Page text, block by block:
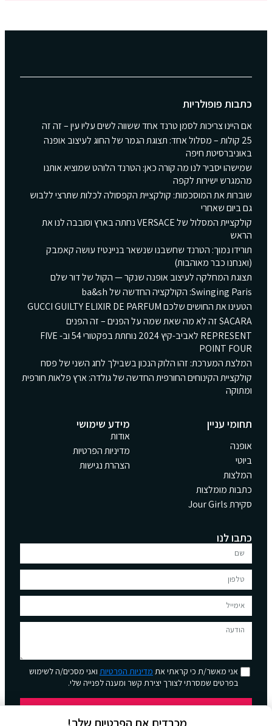
כתבות פופולריות
אם היינו צריכות לסמן טרנד אחד ששווה לשים עליו עין – זה זה
25 קולות – מסלול אחד: תצוגת הגמר של החוג לעיצוב אופנה
באוניברסיטת חיפה
שמישהו יסביר לנו מה קורה כאן: הטרנד הלוהט שמוציא אותנו
מהמגרש ישירות לקפה
שוברות את המוסכמות: קולקציית הקפסולה לכלות שתרצי ללבוש
גם ביום שאחרי
קולקציית המסלול של VERSACE נחתה בארץ וסובבה לנו את
הראש
תורידו נמוך: הטרנד שחשבנו שנשאר בניינטיז עושה קאמבק
(ואנחנו כבר מאוהבות)
תצוגת המחלקה לעיצוב אופנה שנקר — הקול של דור שלם
Swinging Paris: הקולקציה החדשה של ba&sh
הטעינו את החושים שלכם GUCCI GUILTY ELIXIR DE PARFUM
SACARA זה לא מה שאת שמה על הפנים – זה הפנים
REPRESENT לאביב-קיץ 2024 נוחתת בפקטורי 54 וב- FIVE
POINT FOUR
המלצת המערכת: זהו הלוק הנכון בשבילך לחג השני של פסח
קולקציית הקינוחים החורפית החדשה של גולדה: ארץ פלאות חורפית
ומתוקה
תחומי עניין
אופנה
ביוטי
המלצות
כתבות מומלצות
סקירת Jour Girls
מידע שימושי
אודות
מדיניות הפרטיות
הצהרת נגישות
כתבו לנו
אני מאשר/ת כי קראתי את מדיניות הפרטיות ואני מסכים/ה לשימוש
בפרטים שמסרתי לצורך יצירת קשר ומענה לפנייה שלי.
שליחה